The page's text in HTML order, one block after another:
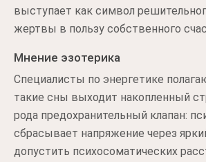
выступает как символ
жертвы в пользу собственного
Мнение эзотерика
Специалисты по энергетике
такие сны выходит накопленный
рода предохранительный клапан:
сбрасывает напряжение через
допустить психосоматических